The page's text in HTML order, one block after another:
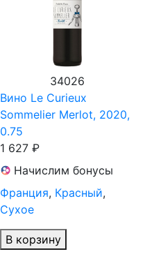
34026
Вино Le Curieux
Sommelier Merlot, 2020,
0.75
1 627 ₽
Начислим бонусы
Франция, Красный,
Сухое
В корзину